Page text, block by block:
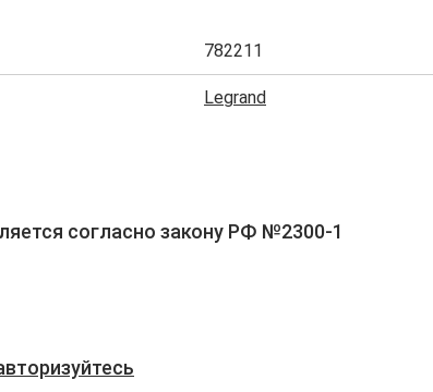
782211
Legrand
согласно закону РФ №2300-1